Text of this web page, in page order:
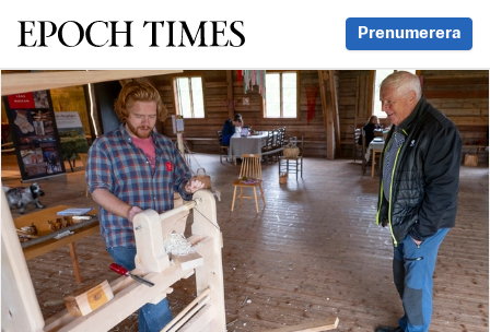
Svenska Epoch Times Prenumerera